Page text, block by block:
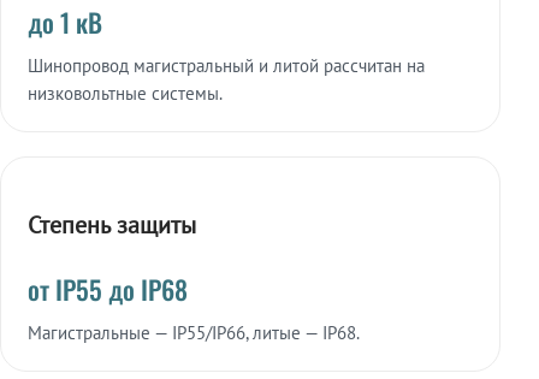
до 1 кВ
Шинопровод магистральный и литой рассчитан на
низковольтные системы.
Степень защиты
от IP55 до IP68
Магистральные — IP55/IP66, литые — IP68.